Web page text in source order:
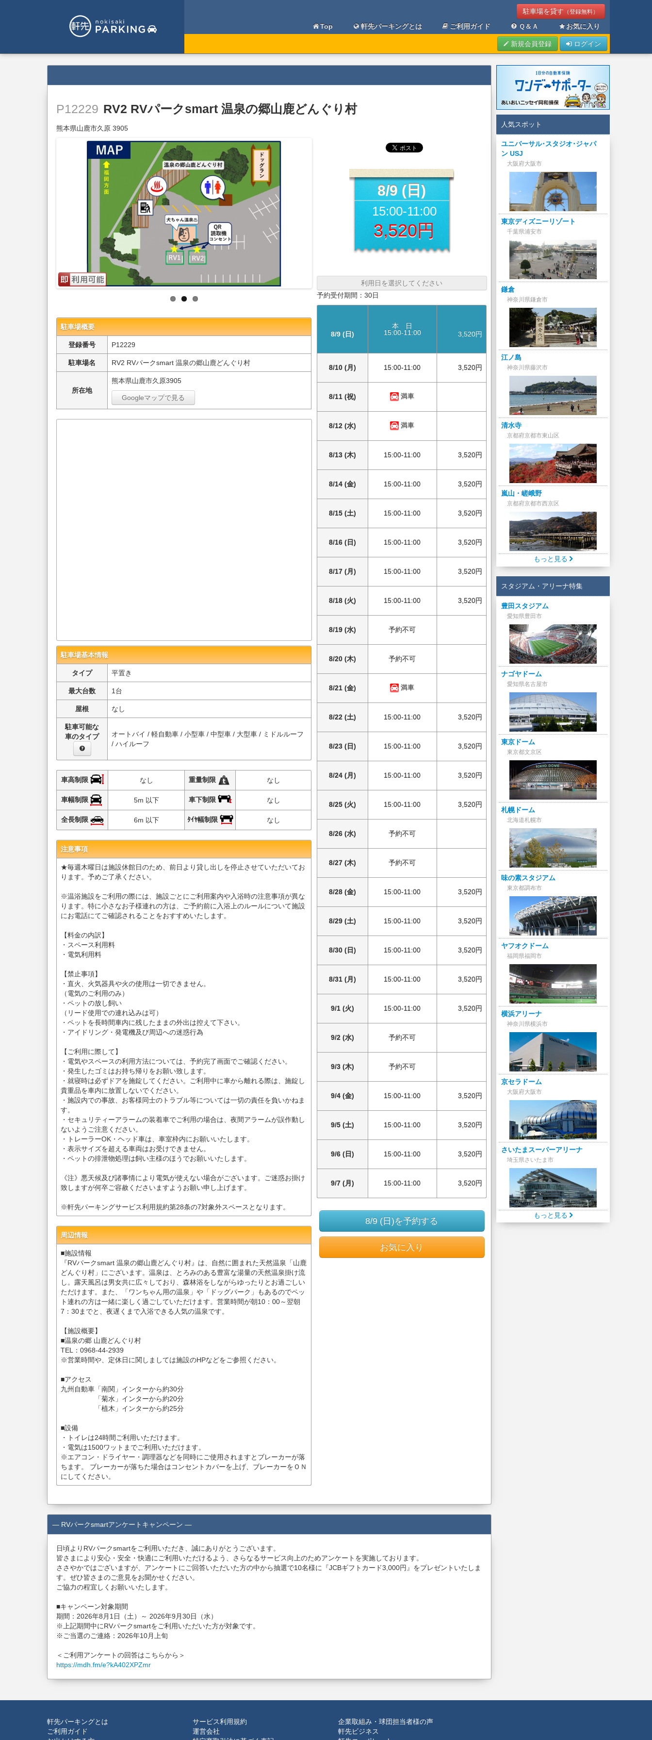
駐車場を貸す （登録無料）
Top 軒先パーキングとは ご利用ガイド Ｑ＆Ａ お気に入り
新規会員登録 ログイン
P12229 RV2 RVパークsmart 温泉の郷山鹿どんぐり村
熊本県山鹿市久原 3905
駐車場概要
登録番号 P12229
駐車場名 RV2 RVパークsmart 温泉の郷山鹿どんぐり村
所在地
熊本県山鹿市久原3905
Googleマップで見る
駐車場基本情報
タイプ 平置き
最大台数 1台
屋根 なし
駐車可能な
車のタイプ
オートバイ / 軽自動車 / 小型車 / 中型車 / 大型車 / ミドルルーフ
/ ハイルーフ
車高制限 なし 重量制限 なし
車幅制限 5m 以下 車下制限 なし
全長制限 6m 以下 ﾀｲﾔ幅制限 なし
注意事項
★毎週木曜日は施設休館日のため、前日より貸し出しを停止させていただいてお
ります。予めご了承ください。
※温浴施設をご利用の際には、施設ごとにご利用案内や入浴時の注意事項が異な
ります。特に小さなお子様連れの方は、ご予約前に入浴上のルールについて施設
にお電話にてご確認されることをおすすめいたします。
【料金の内訳】
・スペース利用料
・電気利用料
【禁止事項】
・直火、火気器具や火の使用は一切できません。
（電気のご利用のみ）
・ペットの放し飼い
（リード使用での連れ込みは可）
・ペットを長時間車内に残したままの外出は控えて下さい。
・アイドリング・発電機及び周辺への迷惑行為
【ご利用に際して】
・電気やスペースの利用方法については、予約完了画面でご確認ください。
・発生したゴミはお持ち帰りをお願い致します。
・就寝時は必ずドアを施錠してください。ご利用中に車から離れる際は、施錠し
貴重品を車内に放置しないでください。
・施設内での事故、お客様同士のトラブル等については一切の責任を負いかねま
す。
・セキュリティーアラームの装着車でご利用の場合は、夜間アラームが誤作動し
ないようご注意ください。
・トレーラーOK・ヘッド車は、車室枠内にお願いいたします。
・表示サイズを超える車両はお受けできません。
・ペットの排泄物処理は飼い主様のほうでお願いいたします。
《注》悪天候及び諸事情により電気が使えない場合がございます。ご迷惑お掛け
致しますが何卒ご容赦くださいますようお願い申し上げます。
※軒先パーキングサービス利用規約第28条の7対象外スペースとなります。
周辺情報
■施設情報
『RVパークsmart 温泉の郷山鹿どんぐり村』は、自然に囲まれた天然温泉「山鹿
どんぐり村」にございます。温泉は、とろみのある豊富な湯量の天然温泉掛け流
し。露天風呂は男女共に広々しており、森林浴をしながらゆったりとお過ごしい
ただけます。また、「ワンちゃん用の温泉」や「ドッグパーク」もあるのでペッ
ト連れの方は一緒に楽しく過ごしていただけます。営業時間が朝10：00～翌朝
7：30までと、夜遅くまで入浴できる人気の温泉です。
【施設概要】
■温泉の郷 山鹿どんぐり村
TEL：0968-44-2939
※営業時間や、定休日に関しましては施設のHPなどをご参照ください。
■アクセス
九州自動車「南関」インターから約30分
「菊水」インターから約20分
「植木」インターから約25分
■設備
・トイレは24時間ご利用いただけます。
・電気は1500ワットまでご利用いただけます。
※エアコン・ドライヤー・調理器などを同時にご使用されますとブレーカーが落
ちます。 ブレーカーが落ちた場合はコンセントカバーを上げ、ブレーカーをＯＮ
にしてください。
8/9 (日)
15:00-11:00
3,520円
利用日を選択してください
予約受付期間：30日
8/9 (日)
本 日
15:00-11:00
3,520円
8/10 (月) 15:00-11:00 3,520円
8/11 (祝) 満車
8/12 (水) 満車
8/13 (木) 15:00-11:00 3,520円
8/14 (金) 15:00-11:00 3,520円
8/15 (土) 15:00-11:00 3,520円
8/16 (日) 15:00-11:00 3,520円
8/17 (月) 15:00-11:00 3,520円
8/18 (火) 15:00-11:00 3,520円
8/19 (水) 予約不可
8/20 (木) 予約不可
8/21 (金) 満車
8/22 (土) 15:00-11:00 3,520円
8/23 (日) 15:00-11:00 3,520円
8/24 (月) 15:00-11:00 3,520円
8/25 (火) 15:00-11:00 3,520円
8/26 (水) 予約不可
8/27 (木) 予約不可
8/28 (金) 15:00-11:00 3,520円
8/29 (土) 15:00-11:00 3,520円
8/30 (日) 15:00-11:00 3,520円
8/31 (月) 15:00-11:00 3,520円
9/1 (火) 15:00-11:00 3,520円
9/2 (水) 予約不可
9/3 (木) 予約不可
9/4 (金) 15:00-11:00 3,520円
9/5 (土) 15:00-11:00 3,520円
9/6 (日) 15:00-11:00 3,520円
9/7 (月) 15:00-11:00 3,520円
8/9 (日)を予約する
お気に入り
― RVパークsmartアンケートキャンペーン ―
日頃よりRVパークsmartをご利用いただき、誠にありがとうございます。
皆さまにより安心・安全・快適にご利用いただけるよう、さらなるサービス向上のためアンケートを実施しております。
ささやかではございますが、アンケートにご回答いただいた方の中から抽選で10名様に『JCBギフトカード3,000円』をプレゼントいたしま
す。ぜひ皆さまのご意見をお聞かせください。
ご協力の程宜しくお願いいたします。
■キャンペーン対象期間
期間：2026年8月1日（土）～ 2026年9月30日（水）
※上記期間中にRVパークsmartをご利用いただいた方が対象です。
※ご当選のご連絡：2026年10月上旬
＜ご利用アンケートの回答はこちらから＞
https://mdh.fm/e?kA402XPZmr
人気スポット
ユニバーサル･スタジオ･ジャパ
ン USJ
大阪府大阪市
東京ディズニーリゾート
千葉県浦安市
鎌倉
神奈川県鎌倉市
江ノ島
神奈川県藤沢市
清水寺
京都府京都市東山区
嵐山・嵯峨野
京都府京都市西京区
もっと見る
スタジアム・アリーナ特集
豊田スタジアム
愛知県豊田市
ナゴヤドーム
愛知県名古屋市
東京ドーム
東京都文京区
札幌ドーム
北海道札幌市
味の素スタジアム
東京都調布市
ヤフオクドーム
福岡県福岡市
横浜アリーナ
神奈川県横浜市
京セラドーム
大阪府大阪市
さいたまスーパーアリーナ
埼玉県さいたま市
もっと見る
軒先パーキングとは
ご利用ガイド
サービス利用規約
運営会社
企業取組み・球団担当者様の声
軒先ビジネス